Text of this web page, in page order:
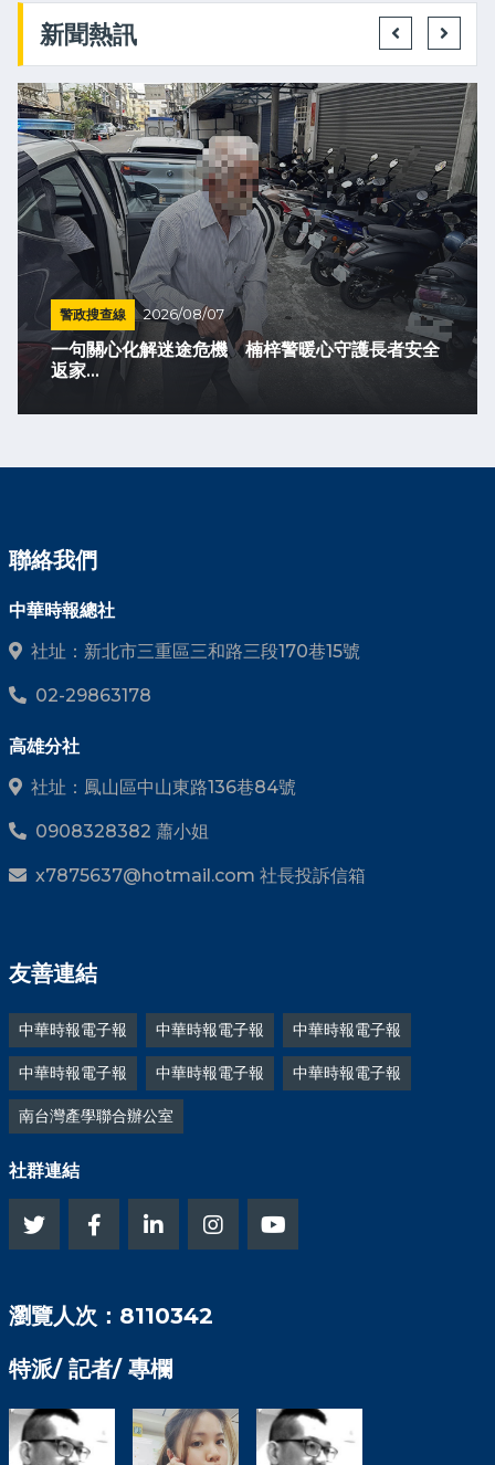
新聞熱訊
警政搜查線 2026/08/07
一句關心化解迷途危機 楠梓警暖心守護長者安全
返家...
聯絡我們
中華時報總社
社址：新北市三重區三和路三段170巷15號
02-29863178
高雄分社
社址：鳳山區中山東路136巷84號
0908328382 蕭小姐
x7875637@hotmail.com 社長投訴信箱
友善連結
中華時報電子報 中華時報電子報 中華時報電子報
中華時報電子報 中華時報電子報 中華時報電子報
南台灣產學聯合辦公室
社群連結
瀏覽人次：8110342
特派/ 記者/ 專欄